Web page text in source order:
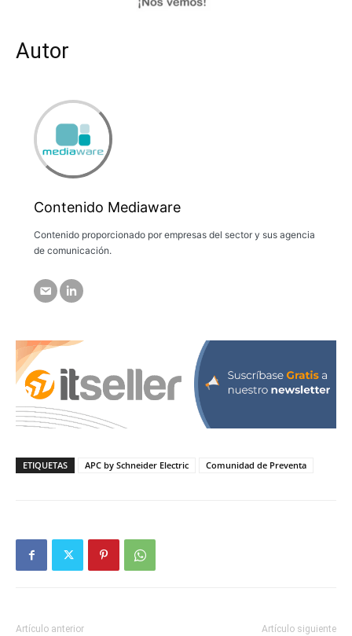
Autor
Contenido Mediaware
Contenido proporcionado por empresas del sector y sus agencia
de comunicación.
ETIQUETAS APC by Schneider Electric Comunidad de Preventa
Artículo anterior Artículo siguiente